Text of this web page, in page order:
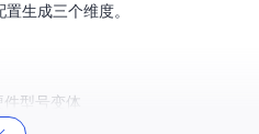
生成三个维度。
型号变体